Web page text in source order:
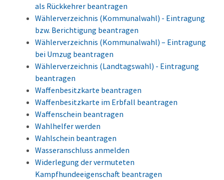
als Rückkehrer beantragen
Wählerverzeichnis (Kommunalwahl) - Eintragung
bzw. Berichtigung beantragen
Wählerverzeichnis (Kommunalwahl) – Eintragung
bei Umzug beantragen
Wählerverzeichnis (Landtagswahl) - Eintragung
beantragen
Waffenbesitzkarte beantragen
Waffenbesitzkarte im Erbfall beantragen
Waffenschein beantragen
Wahlhelfer werden
Wahlschein beantragen
Wasseranschluss anmelden
Widerlegung der vermuteten
Kampfhundeeigenschaft beantragen